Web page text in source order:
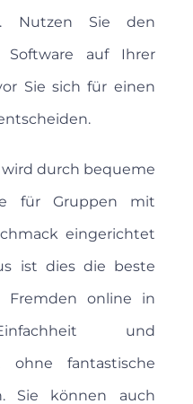
Nutzen Sie den
Software auf Ihrer
Sie sich für einen
durch bequeme
für Gruppen mit
eingerichtet
ist dies die beste
online in
und
ohne fantastische
Sie können auch